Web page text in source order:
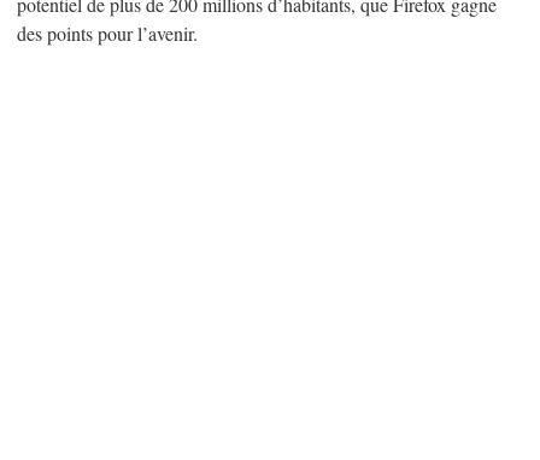
des points pour l’avenir.